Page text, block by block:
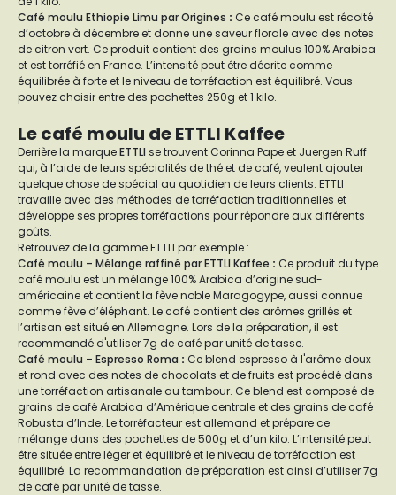
Café moulu Ethiopie Limu par Origines : Ce café moulu est récolté
d’octobre à décembre et donne une saveur florale avec des notes
de citron vert. Ce produit contient des grains moulus 100% Arabica
et est torréfié en France. L’intensité peut être décrite comme
équilibrée à forte et le niveau de torréfaction est équilibré. Vous
pouvez choisir entre des pochettes 250g et 1 kilo.
Le café moulu de ETTLI Kaffee
Derrière la marqueETTLI se trouvent Corinna Pape et Juergen Ruff
qui, à l’aide de leurs spécialités de thé et de café, veulent ajouter
quelque chose de spécial au quotidien de leurs clients. ETTLI
travaille avec des méthodes de torréfaction traditionnelles et
développe ses propres torréfactions pour répondre aux différents
goûts.
Retrouvez de la gamme ETTLI par exemple :
Café moulu – Mélange raffiné par ETTLI Kaffee : Ce produit du type
café moulu est un mélange 100% Arabica d’origine sud-
américaine et contient la fève noble Maragogype, aussi connue
comme fève d’éléphant. Le café contient des arômes grillés et
l’artisan est situé en Allemagne. Lors de la préparation, il est
recommandé d'utiliser 7g de café par unité de tasse.
Café moulu – Espresso Roma : Ce blend espresso à l'arôme doux
et rond avec des notes de chocolats et de fruits est procédé dans
une torréfaction artisanale au tambour. Ce blend est composé de
grains de café Arabica d’Amérique centrale et des grains de café
Robusta d’Inde. Le torréfacteur est allemand et prépare ce
mélange dans des pochettes de 500g et d’un kilo. L’intensité peut
être située entre léger et équilibré et le niveau de torréfaction est
équilibré. La recommandation de préparation est ainsi d’utiliser 7g
de café par unité de tasse.